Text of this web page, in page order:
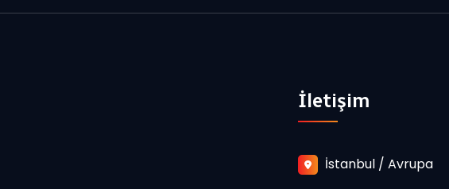
İletişim
İstanbul / Avrupa